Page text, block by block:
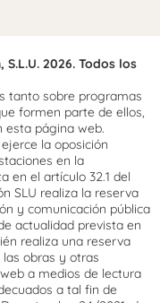
2026. Todos los
tanto sobre programas
formen parte de ellos,
esta página web.
la oposición
en la
en el artículo 32.1 del
SLU realiza la reserva
y comunicación pública
actualidad prevista en
realiza una reserva
obras y otras
a medios de lectura
a tal fin de